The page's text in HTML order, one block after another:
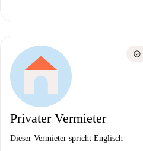
Privater Vermieter
Dieser Vermieter spricht Englisch
check_circle